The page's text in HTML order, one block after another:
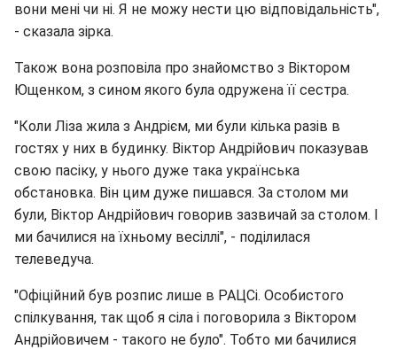
вони мені чи ні. Я не можу нести цю відповідальність",
- сказала зірка.
Також вона розповіла про знайомство з Віктором
Ющенком, з сином якого була одружена її сестра.
"Коли Ліза жила з Андрієм, ми були кілька разів в
гостях у них в будинку. Віктор Андрійович показував
свою пасіку, у нього дуже така українська
обстановка. Він цим дуже пишався. За столом ми
були, Віктор Андрійович говорив зазвичай за столом. І
ми бачилися на їхньому весіллі", - поділилася
телеведуча.
"Офіційний був розпис лише в РАЦСі. Особистого
спілкування, так щоб я сіла і поговорила з Віктором
Андрійовичем - такого не було". Тобто ми бачилися